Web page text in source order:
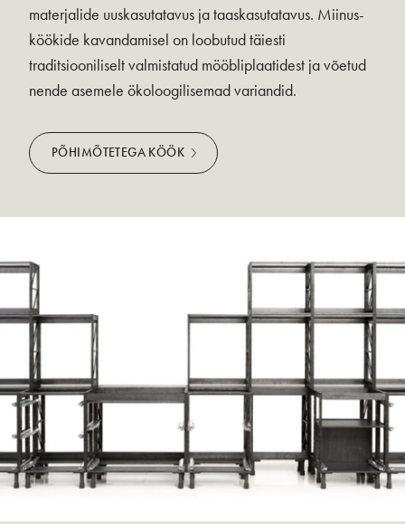
materjalide uuskasutatavus ja taaskasutatavus. Miinus-
köökide kavandamisel on loobutud täiesti
traditsiooniliselt valmistatud mööbliplaatidest ja võetud
nende asemele ökoloogilisemad variandid.
PÕHIMÕTETEGA KÖÖK